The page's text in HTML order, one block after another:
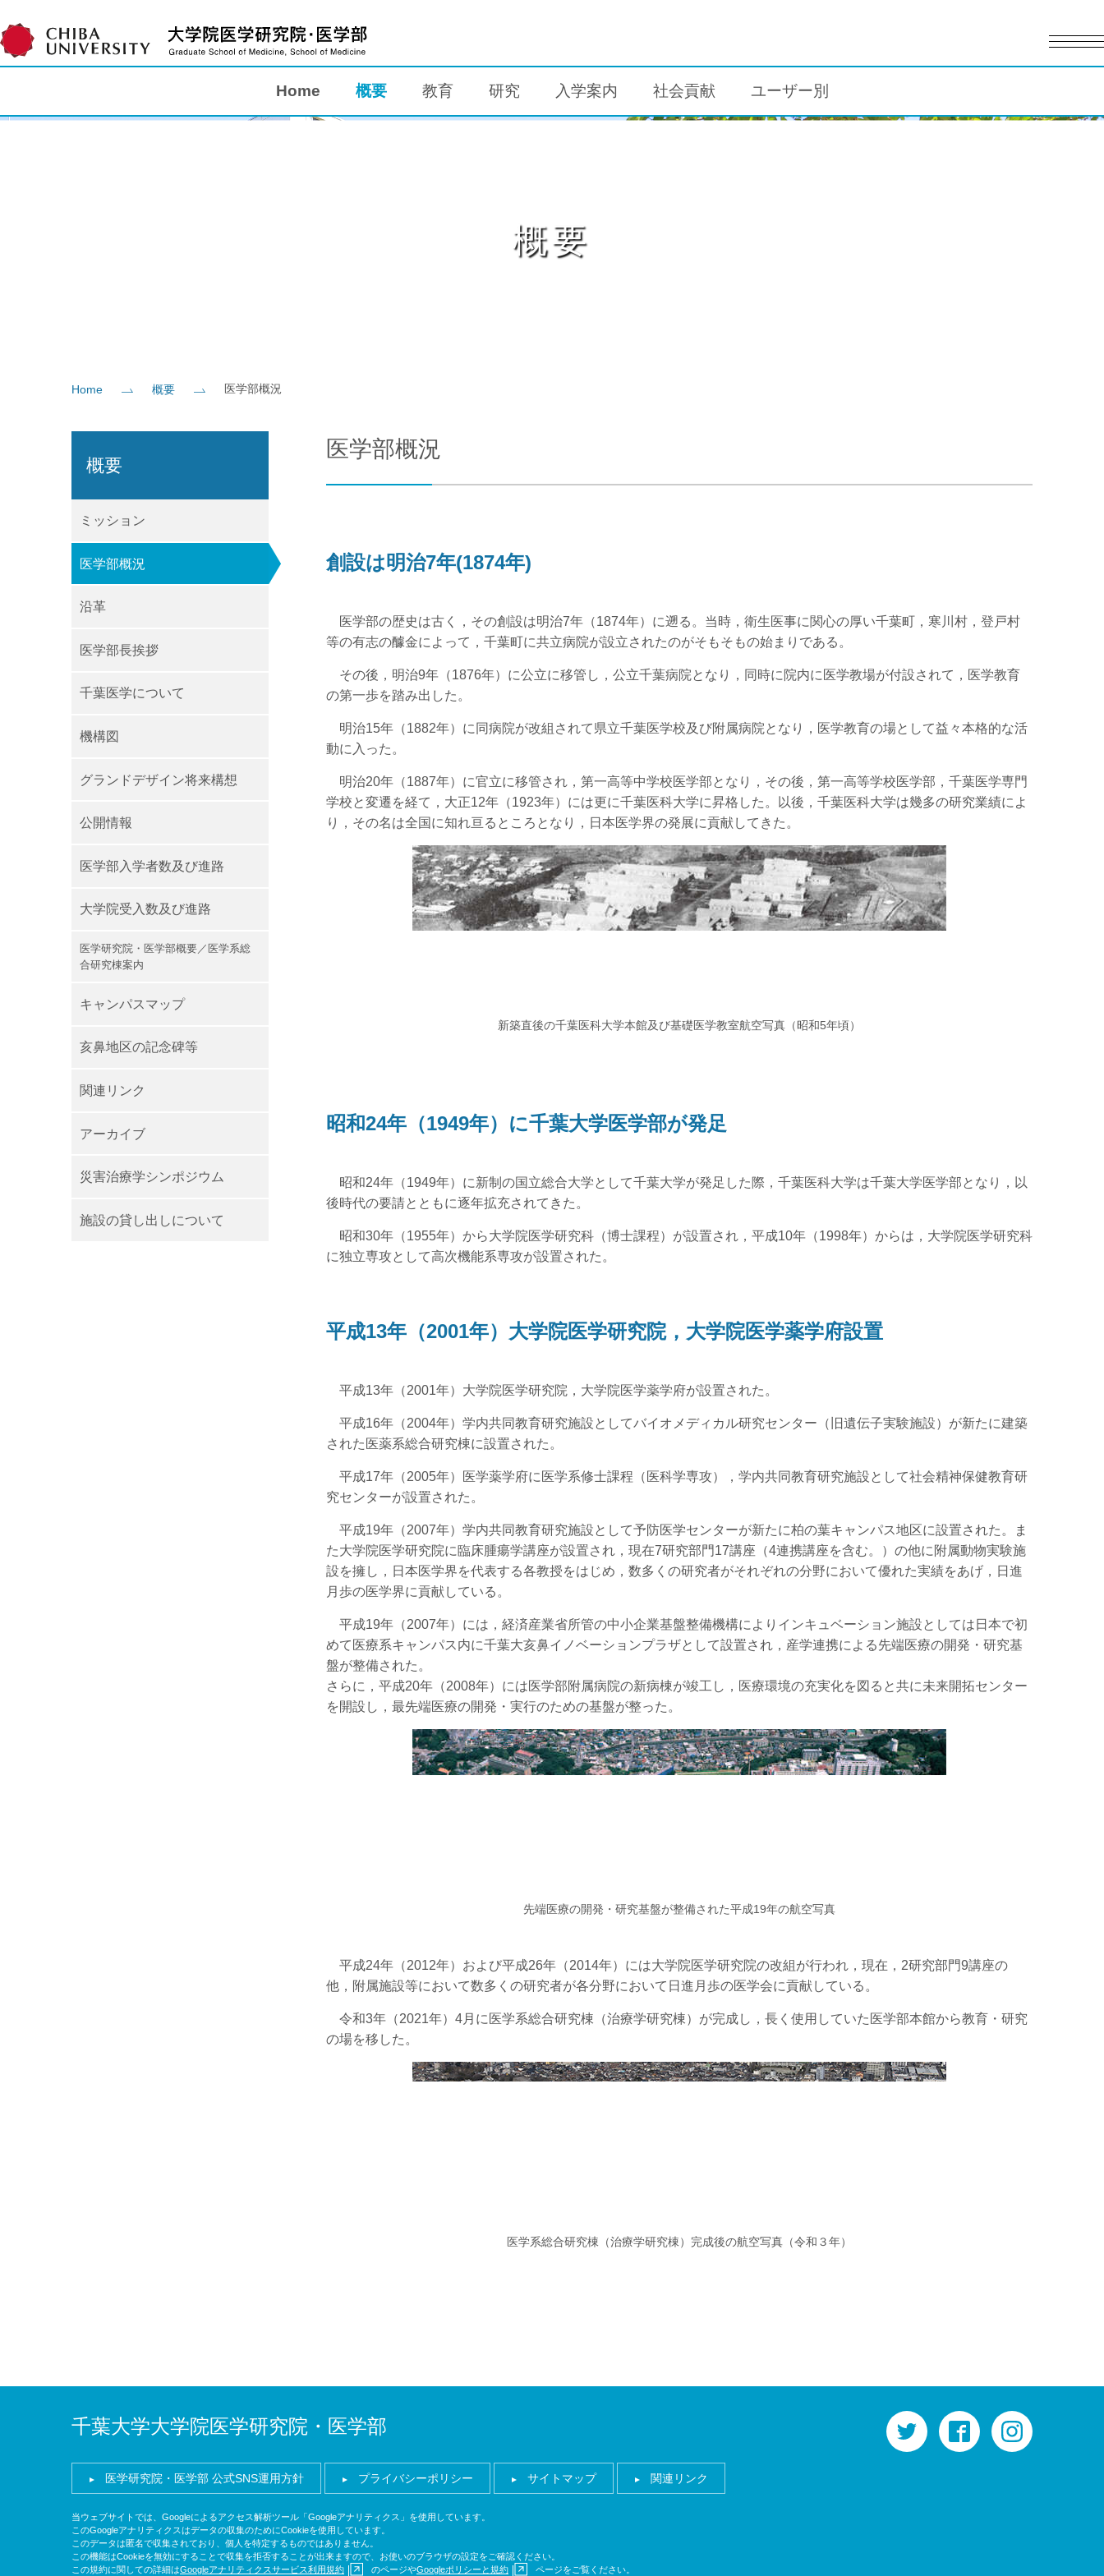
Home
在学生・教員の方お問い合わせ 交通アクセス
Home 概要 教育 研究 入学案内 社会貢献 ユーザー別
概要
Home 概要 医学部概況
医学部概況
創設は明治7年(1874年)
医学部の歴史は古く，その創設は明治7年（1874年）に遡る。当時，衛生医事に関心の厚い千葉町，寒川村，登戸村
等の有志の醵金によって，千葉町に共立病院が設立されたのがそもそもの始まりである。
その後，明治9年（1876年）に公立に移管し，公立千葉病院となり，同時に院内に医学教場が付設されて，医学教育
の第一歩を踏み出した。
明治15年（1882年）に同病院が改組されて県立千葉医学校及び附属病院となり，医学教育の場として益々本格的な活
動に入った。
明治20年（1887年）に官立に移管され，第一高等中学校医学部となり，その後，第一高等学校医学部，千葉医学専門
学校と変遷を経て，大正12年（1923年）には更に千葉医科大学に昇格した。以後，千葉医科大学は幾多の研究業績によ
り，その名は全国に知れ亘るところとなり，日本医学界の発展に貢献してきた。
新築直後の千葉医科大学本館及び基礎医学教室航空写真（昭和5年頃）
昭和24年（1949年）に千葉大学医学部が発足
昭和24年（1949年）に新制の国立総合大学として千葉大学が発足した際，千葉医科大学は千葉大学医学部となり，以
後時代の要請とともに逐年拡充されてきた。
昭和30年（1955年）から大学院医学研究科（博士課程）が設置され，平成10年（1998年）からは，大学院医学研究科
に独立専攻として高次機能系専攻が設置された。
平成13年（2001年）大学院医学研究院，大学院医学薬学府設置
平成13年（2001年）大学院医学研究院，大学院医学薬学府が設置された。
平成16年（2004年）学内共同教育研究施設としてバイオメディカル研究センター（旧遺伝子実験施設）が新たに建築
された医薬系総合研究棟に設置された。
平成17年（2005年）医学薬学府に医学系修士課程（医科学専攻），学内共同教育研究施設として社会精神保健教育研
究センターが設置された。
平成19年（2007年）学内共同教育研究施設として予防医学センターが新たに柏の葉キャンパス地区に設置された。ま
た大学院医学研究院に臨床腫瘍学講座が設置され，現在7研究部門17講座（4連携講座を含む。）の他に附属動物実験施
設を擁し，日本医学界を代表する各教授をはじめ，数多くの研究者がそれぞれの分野において優れた実績をあげ，日進
月歩の医学界に貢献している。
平成19年（2007年）には，経済産業省所管の中小企業基盤整備機構によりインキュベーション施設としては日本で初
めて医療系キャンパス内に千葉大亥鼻イノベーションプラザとして設置され，産学連携による先端医療の開発・研究基
盤が整備された。
さらに，平成20年（2008年）には医学部附属病院の新病棟が竣工し，医療環境の充実化を図ると共に未来開拓センター
を開設し，最先端医療の開発・実行のための基盤が整った。
先端医療の開発・研究基盤が整備された平成19年の航空写真
平成24年（2012年）および平成26年（2014年）には大学院医学研究院の改組が行われ，現在，2研究部門9講座の
他，附属施設等において数多くの研究者が各分野において日進月歩の医学会に貢献している。
令和3年（2021年）4月に医学系総合研究棟（治療学研究棟）が完成し，長く使用していた医学部本館から教育・研究
の場を移した。
医学系総合研究棟（治療学研究棟）完成後の航空写真（令和３年）
概要
ミッション
医学部概況
沿革
医学部長挨拶
千葉医学について
機構図
グランドデザイン将来構想
公開情報
医学部入学者数及び進路
大学院受入数及び進路
医学研究院・医学部概要／医学系総
合研究棟案内
キャンパスマップ
亥鼻地区の記念碑等
関連リンク
アーカイブ
災害治療学シンポジウム
施設の貸し出しについて
千葉大学大学院医学研究院・医学部
医学研究院・医学部 公式SNS運用方針 プライバシーポリシー サイトマップ 関連リンク
twitter facebook
当ウェブサイトでは、Googleによるアクセス解析ツール「Googleアナリティクス」を使用しています。
このGoogleアナリティクスはデータの収集のためにCookieを使用しています。
このデータは匿名で収集されており、個人を特定するものではありません。
この機能はCookieを無効にすることで収集を拒否することが出来ますので、お使いのブラウザの設定をご確認ください。
この規約に関しての詳細はGoogleアナリティクスサービス利用規約 のページやGoogleポリシーと規約 ページをご覧ください。